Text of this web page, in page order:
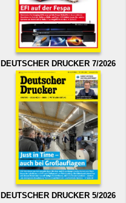
DEUTSCHER DRUCKER 7/2026
DEUTSCHER DRUCKER 5/2026